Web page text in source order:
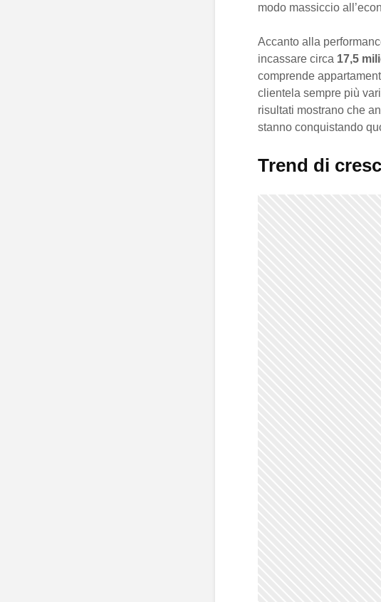
modo massiccio
Accanto alla
incassare circa 17,5
comprende
clientela sempre più
risultati mostrano che
stanno conquistando
Trend di